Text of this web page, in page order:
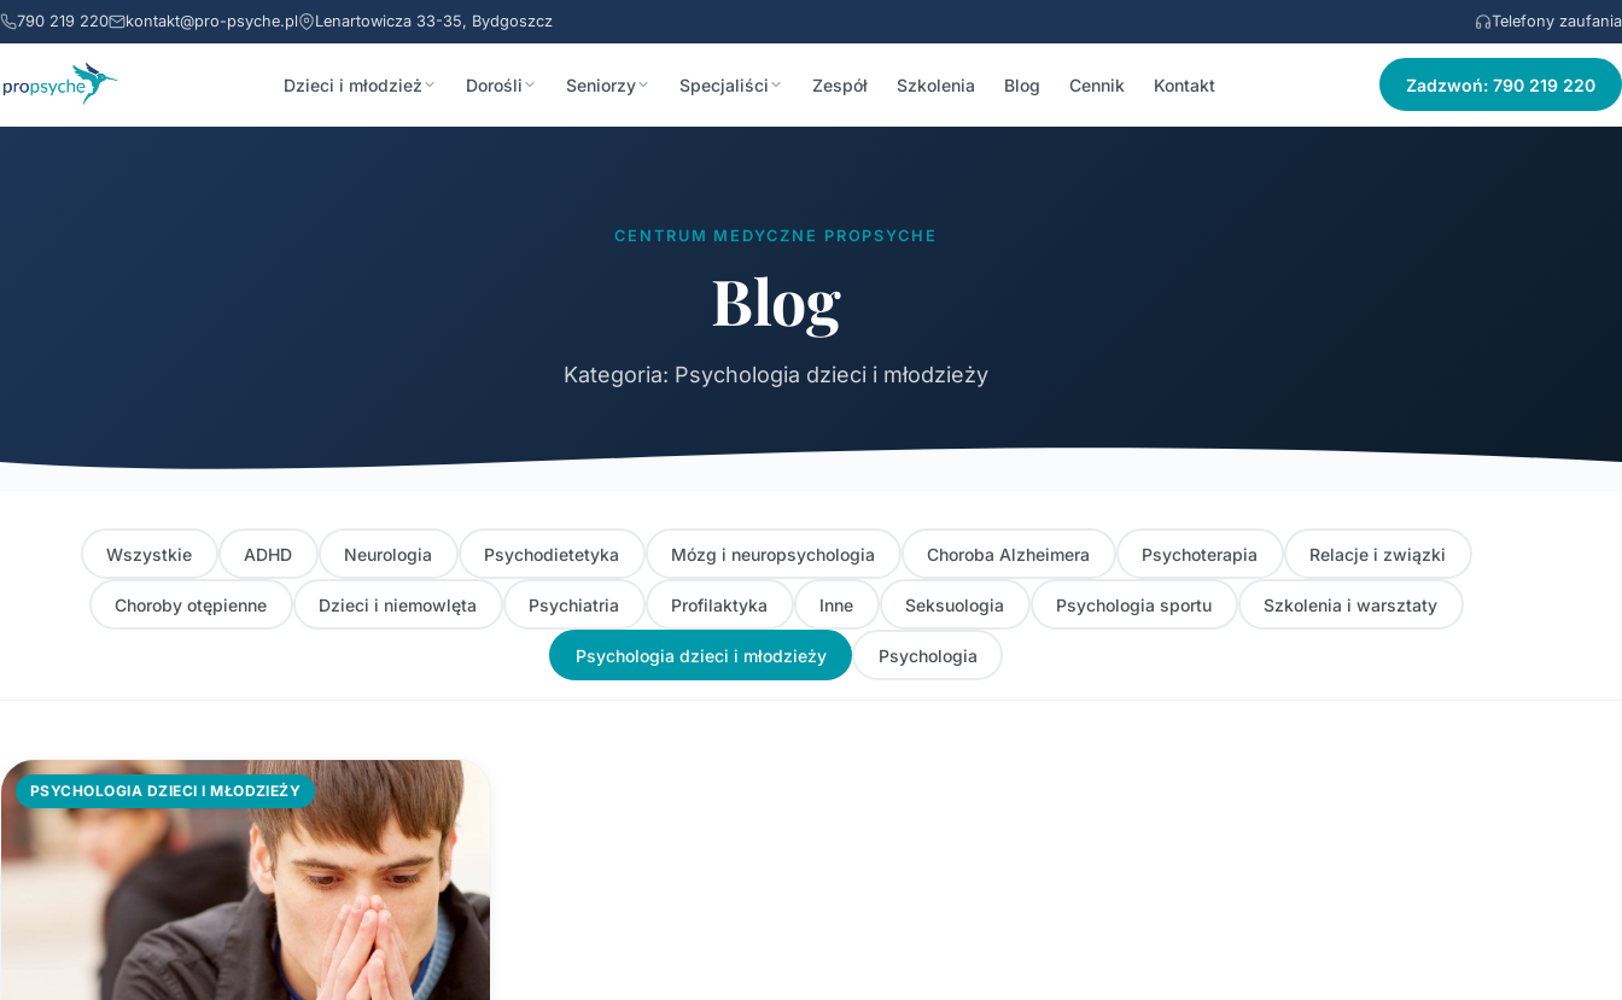
790 219 220 kontakt@pro-psyche.pl Lenartowicza 33-35, Bydgoszcz Telefony zaufania
Dzieci i młodzież Dorośli Seniorzy Specjaliści Zespół Szkolenia Blog Cennik Kontakt Zadzwoń: 790 219 220
CENTRUM MEDYCZNE PROPSYCHE
Blog
Kategoria: Psychologia dzieci i młodzieży
Wszystkie ADHD Neurologia Psychodietetyka Mózg i neuropsychologia Choroba Alzheimera Psychoterapia Relacje i związki
Choroby otępienne Dzieci i niemowlęta Psychiatria Profilaktyka Inne Seksuologia Psychologia sportu Szkolenia i warsztaty
Psychologia dzieci i młodzieży Psychologia
PSYCHOLOGIA DZIECI I MŁODZIEŻY